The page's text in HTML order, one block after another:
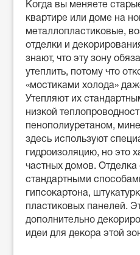
Когда вы меняете
квартире или доме на
металлопластиковые,
отделки и
знают, что эту зону
утеплить, потому что
«мостиками холода»
Утепляют их
низкой
пенополиуретаном,
здесь используют
гидроизоляцию, но это
частных домов. Отделка
стандартными
гипсокартона,
пластиковых панелей.
дополнительно
идеи для декора этой